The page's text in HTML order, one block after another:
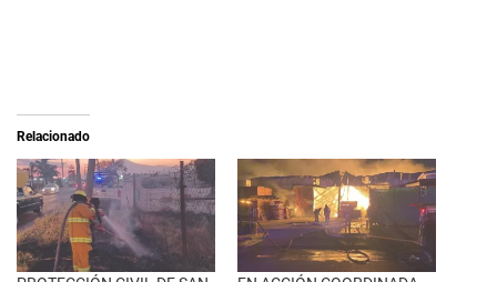
e
b
e
e
n
u
n
a
v
e
n
F
a
e
b
o
o
Relacionado